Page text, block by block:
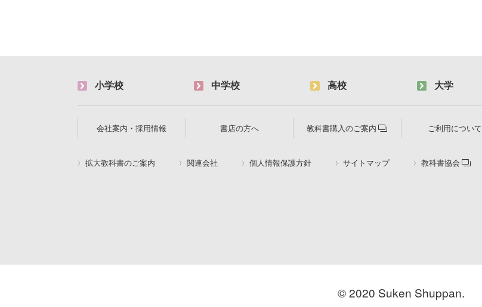
小学校 中学校 高校 大学
会社案内・採用情報 書店の方へ 教科書購入のご案内 ご利用について
拡大教科書のご案内 関連会社 個人情報保護方針 サイトマップ 教科書協会
© 2020 Suken Shuppan.